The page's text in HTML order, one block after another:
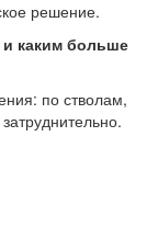
решение.
каким больше
по стволам,